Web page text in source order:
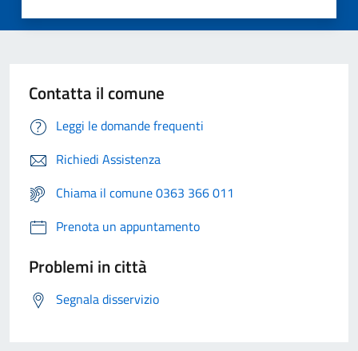
Contatta il comune
Leggi le domande frequenti
Richiedi Assistenza
Chiama il comune 0363 366 011
Prenota un appuntamento
Problemi in città
Segnala disservizio